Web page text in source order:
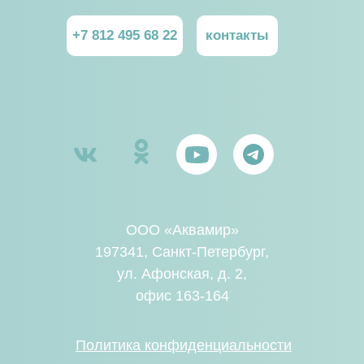
+7 812 495 68 22 контакты
ООО «Аквамир»
197341, Санкт-Петербург,
ул. Афонская, д. 2,
офис 163-164
Политика конфиденциальности